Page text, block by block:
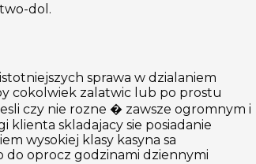
dol.
sprawa w dzialaniem
cokolwiek zalatwic lub po prostu
czy nie rozne � zawsze ogromnym i
skladajacy sie posiadanie
wysokiej klasy kasyna sa
oprocz godzinami dziennymi